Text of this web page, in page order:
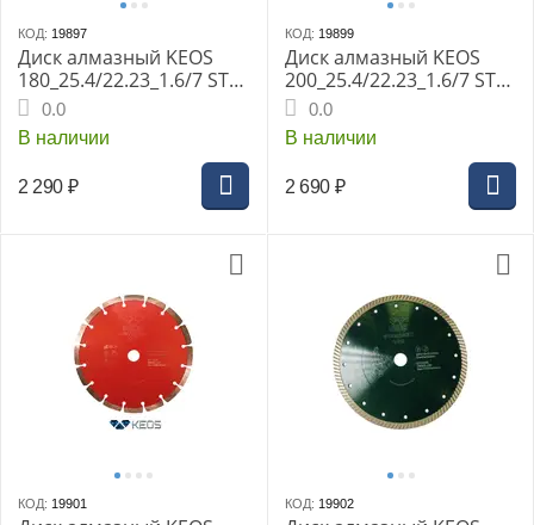
КОД: 19897
Диск алмазный KEOS
180_25.4/22.23_1.6/7 STA
спл. по керамограниту,
плитке, керамике,
мрамору DBS01.180
0.0
В наличии
2 290 ₽
КОД: 19899
Диск алмазный KEOS
200_25.4/22.23_1.6/7 STA
спл. по керамограниту,
плитке, керамике,
мрамору DBS01.200
0.0
В наличии
2 690 ₽
КОД: 19901 КОД: 19902